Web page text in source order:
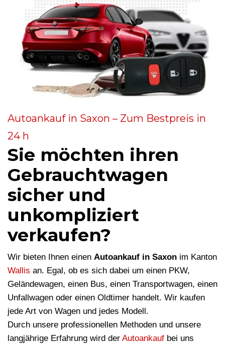
Autoankauf in Saxon – Zum Bestpreis in
24 h
Sie möchten ihren
Gebrauchtwagen
sicher und
unkompliziert
verkaufen?
Wir bieten Ihnen einen Autoankauf in Saxon im Kanton
Wallis an. Egal, ob es sich dabei um einen PKW,
Geländewagen, einen Bus, einen Transportwagen, einen
Unfallwagen oder einen Oldtimer handelt. Wir kaufen
jede Art von Wagen und jedes Modell.
Durch unsere professionellen Methoden und unsere
langjährige Erfahrung wird der Autoankauf bei uns